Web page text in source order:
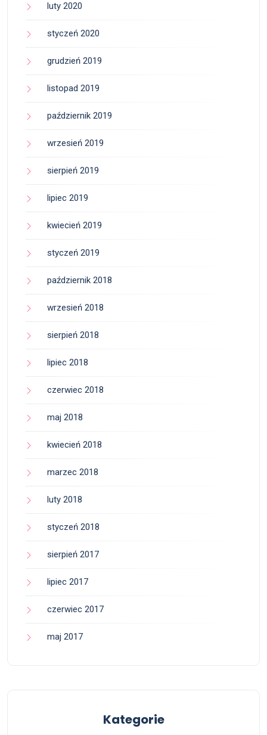
luty 2020
styczeń 2020
grudzień 2019
listopad 2019
październik 2019
wrzesień 2019
sierpień 2019
lipiec 2019
kwiecień 2019
styczeń 2019
październik 2018
wrzesień 2018
sierpień 2018
lipiec 2018
czerwiec 2018
maj 2018
kwiecień 2018
marzec 2018
luty 2018
styczeń 2018
sierpień 2017
lipiec 2017
czerwiec 2017
maj 2017
Kategorie